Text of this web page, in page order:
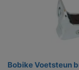
Bobike Voetsteun